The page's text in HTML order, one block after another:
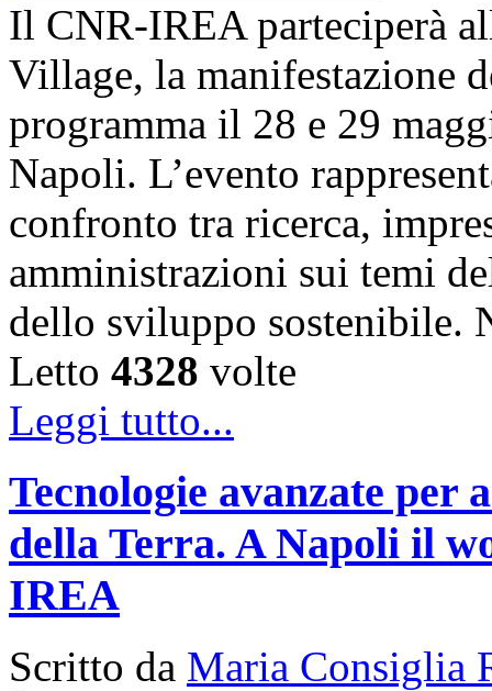
Il CNR-IREA parteciperà
Village, la manifestazione
programma il 28 e 29
Napoli. L’evento
confronto tra ricerca,
amministrazioni sui temi
dello sviluppo sostenibile.
Letto 4328 volte
Leggi tutto...
Tecnologie avanzate per
della Terra. A Napoli il
IREA
Scritto da Maria Consiglia